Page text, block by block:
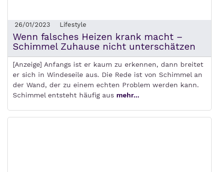
26/01/2023 Lifestyle
Wenn falsches Heizen krank macht –
Schimmel Zuhause nicht unterschätzen
[Anzeige] Anfangs ist er kaum zu erkennen, dann breitet
er sich in Windeseile aus. Die Rede ist von Schimmel an
der Wand, der zu einem echten Problem werden kann.
Schimmel entsteht häufig aus mehr...